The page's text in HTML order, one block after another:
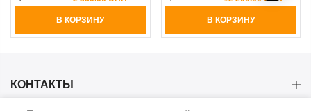
В КОРЗИНУ В КОРЗИНУ
КОНТАКТЫ